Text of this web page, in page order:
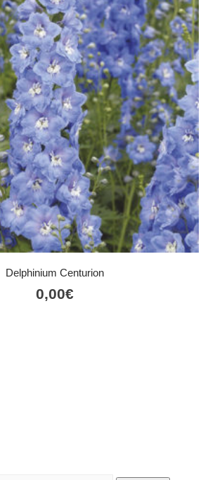
Delphinium Centurion
0,00€